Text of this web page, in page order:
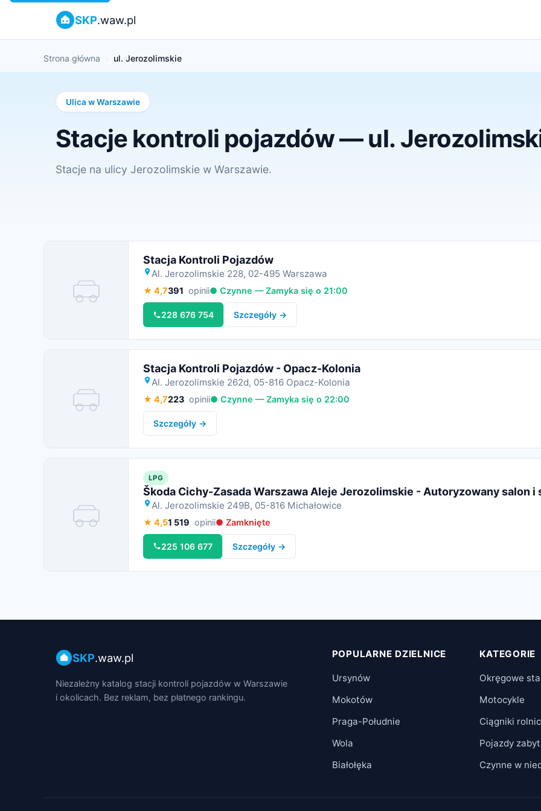
SKP.waw.pl
Strona główna ul. Jerozolimskie
Ulica w Warszawie
Stacje kontroli pojazdów — ul.
Stacje na ulicy Jerozolimskie w Warszawie.
Miniatura
Stacja Kontroli Pojazdów
Al. Jerozolimskie 228, 02-495 Warszawa
★ 4,7391 opinii● Czynne — Zamyka się o 21:00
228 676 754 Szczegóły →
Miniatura
Stacja Kontroli Pojazdów - Opacz-Kolonia
Al. Jerozolimskie 262d, 05-816 Opacz-Kolonia
★ 4,7223 opinii● Czynne — Zamyka się o 22:00
Szczegóły →
Miniatura
LPG
Škoda Cichy-Zasada Warszawa Aleje Jerozolimskie - Autoryzowany salon i
Al. Jerozolimskie 249B, 05-816 Michałowice
★ 4,51 519 opinii● Zamknięte
225 106 677 Szczegóły →
SKP.waw.pl
Niezależny katalog stacji kontroli pojazdów w Warszawie
i okolicach. Bez reklam, bez płatnego rankingu.
POPULARNE DZIELNICE
Ursynów
Mokotów
Praga-Południe
Wola
Białołęka
KATEGORIE
Okręgowe
Motocykle
Ciągniki
Pojazdy
Czynne w